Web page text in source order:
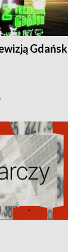
Gdańsk